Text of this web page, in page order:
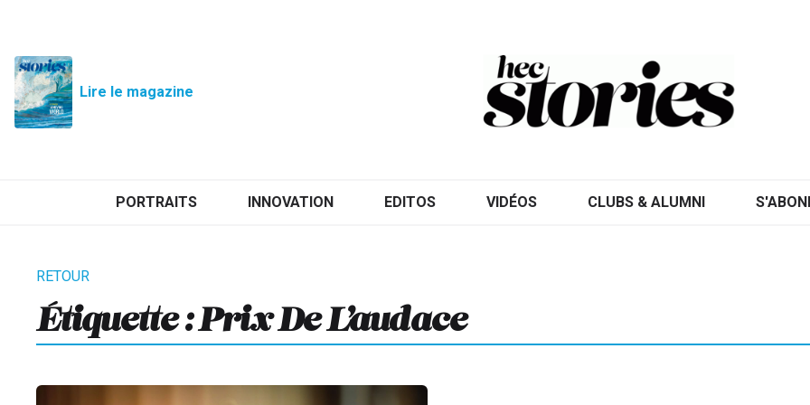
Lire le magazine
PORTRAITS INNOVATION EDITOS VIDÉOS CLUBS & ALUMNI
Étiquette : Prix De L’audace